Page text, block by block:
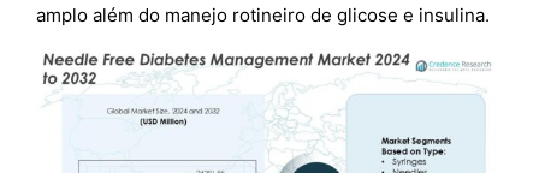
amplo além do manejo rotineiro de glicose e insulina.